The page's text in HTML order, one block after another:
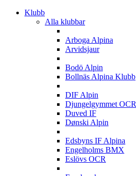
Klubb
Alla klubbar
Arboga Alpina
Arvidsjaur
Bodö Alpin
Bollnäs Alpina Klubb
DIF Alpin
Djungelgymmet OCR
Duved IF
Dønski Alpin
Edsbyns IF Alpina
Engelholms BMX
Eslövs OCR